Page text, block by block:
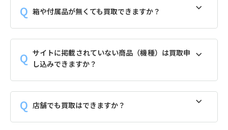
箱や付属品が無くても買取できますか？
サイトに掲載されていない商品（機種）は買取申
し込みできますか？
店舗でも買取はできますか？